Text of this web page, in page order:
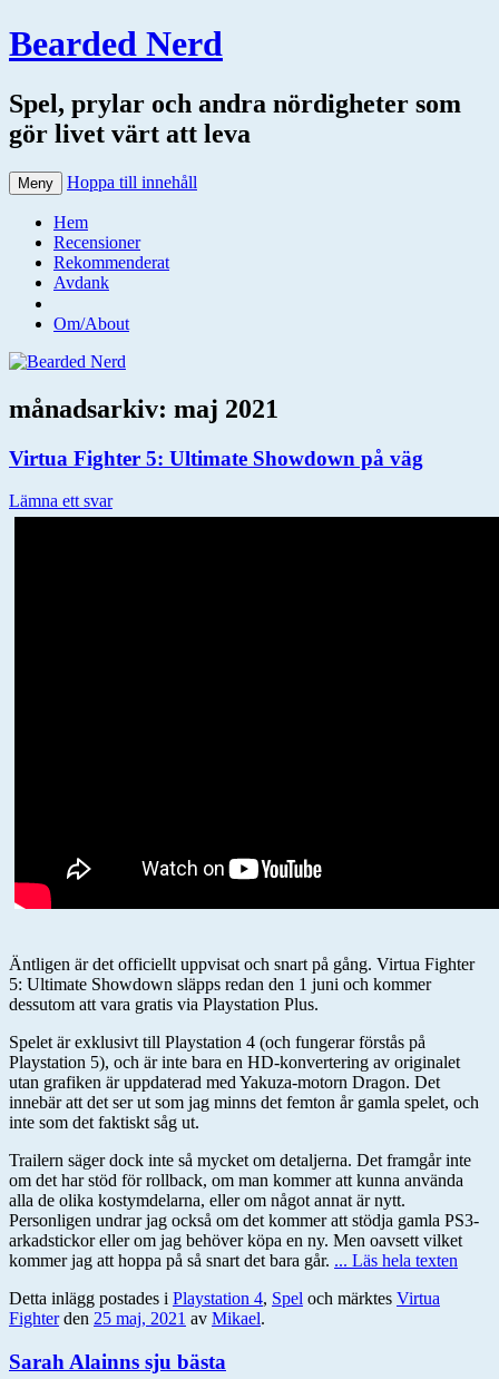
Bearded Nerd
Spel, prylar och andra nördigheter som
gör livet värt att leva
Meny Hoppa till innehåll
Hem
Recensioner
Rekommenderat
Avdank
Om/About
månadsarkiv: maj 2021
Virtua Fighter 5: Ultimate Showdown på väg
Lämna ett svar
Äntligen är det officiellt uppvisat och snart på gång. Virtua Fighter
5: Ultimate Showdown släpps redan den 1 juni och kommer
dessutom att vara gratis via Playstation Plus.
Spelet är exklusivt till Playstation 4 (och fungerar förstås på
Playstation 5), och är inte bara en HD-konvertering av originalet
utan grafiken är uppdaterad med Yakuza-motorn Dragon. Det
innebär att det ser ut som jag minns det femton år gamla spelet, och
inte som det faktiskt såg ut.
Trailern säger dock inte så mycket om detaljerna. Det framgår inte
om det har stöd för rollback, om man kommer att kunna använda
alla de olika kostymdelarna, eller om något annat är nytt.
Personligen undrar jag också om det kommer att stödja gamla PS3-
arkadstickor eller om jag behöver köpa en ny. Men oavsett vilket
kommer jag att hoppa på så snart det bara går. ... Läs hela texten
Detta inlägg postades i Playstation 4, Spel och märktes Virtua
Fighterden 25 maj, 2021 av Mikael.
Sarah Alainns sju bästa